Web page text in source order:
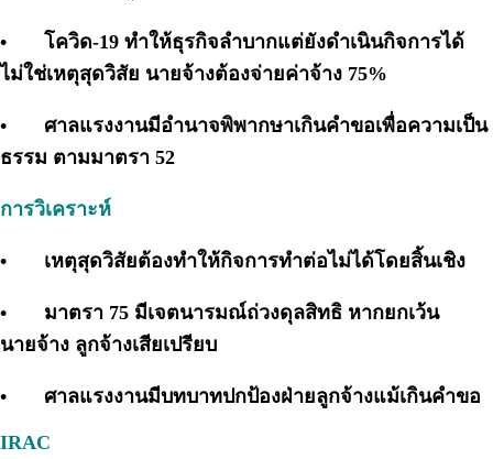
•
โควิด-19 ทำให้ธุรกิจลำบากแต่ยังดำเนินกิจการได้
ไม่ใช่เหตุสุดวิสัย นายจ้างต้องจ่ายค่าจ้าง 75%
•
ศาลแรงงานมีอำนาจพิพากษาเกินคำขอเพื่อความเป็น
ธรรม ตามมาตรา 52
การวิเคราะห์
• เหตุสุดวิสัยต้องทำให้กิจการทำต่อไม่ได้โดยสิ้นเชิง
•
มาตรา 75 มีเจตนารมณ์ถ่วงดุลสิทธิ หากยกเว้น
นายจ้าง ลูกจ้างเสียเปรียบ
• ศาลแรงงานมีบทบาทปกป้องฝ่ายลูกจ้างแม้เกินคำขอ
IRAC